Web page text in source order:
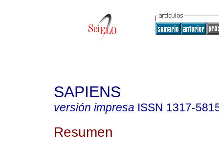
SAPIENS
versión impresa ISSN 1317-
Resumen